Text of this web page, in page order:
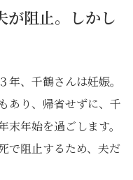
が阻止。しかし
、千鶴さんは妊娠。
あり、帰省せずに、千
年始を過ごします。
で阻止するため、夫だ